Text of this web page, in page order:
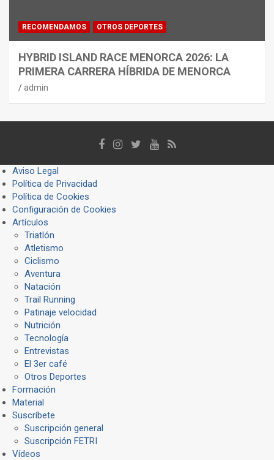
RECOMENDAMOS OTROS DEPORTES
HYBRID ISLAND RACE MENORCA 2026: LA
PRIMERA CARRERA HÍBRIDA DE MENORCA
admin
Aviso Legal
Política de Privacidad
Política de Cookies
Configuración de Cookies
Artículos
Triatlón
Atletismo
Ciclismo
Aventura
Natación
Trail Running
Patinaje velocidad
Nutrición
Tecnología
Entrevistas
El 3er café
Otros Deportes
Formación
Material
Suscríbete
Suscripción general
Suscripción FETRI
Vídeos